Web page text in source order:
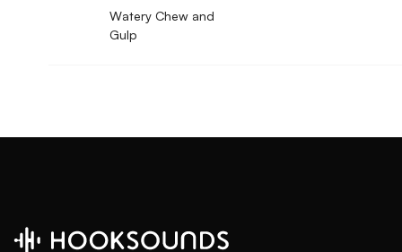
Watery Chew and
Gulp